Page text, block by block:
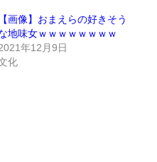
【画像】おまえらの好きそう
地味女ｗｗｗｗｗｗｗｗ
年12月9日
化